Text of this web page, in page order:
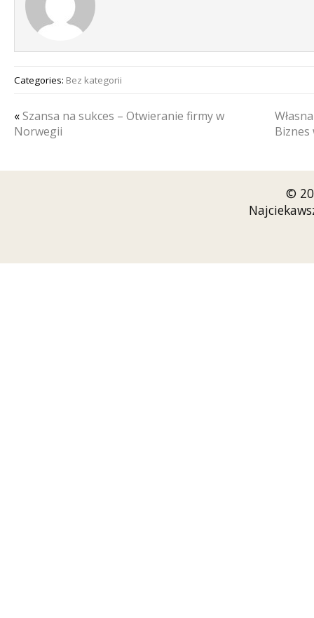
Categories: Bez kategorii
«Szansa na sukces – Otwieranie firmy w
Norwegii
©